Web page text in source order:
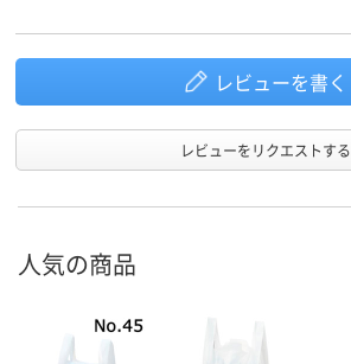
エンボス加工無 有り
無し
アスクル
スコア
25
レビューを書く
レビューをリクエストする
人気の商品